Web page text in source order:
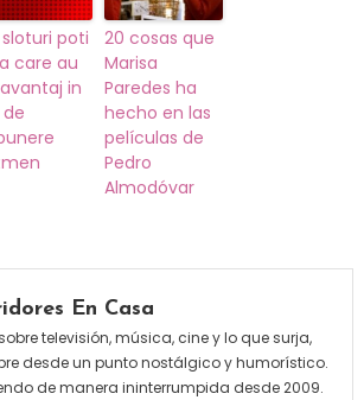
poti
care au
in
20 cosas que
Marisa
Paredes ha
hecho en las
películas de
Pedro
Almodóvar
En Casa
televisión, música, cine y lo que surja,
desde un punto nostálgico y humorístico.
de manera ininterrumpida desde 2009.